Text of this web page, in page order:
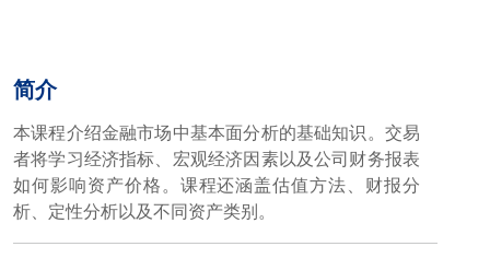
简介
本课程介绍金融市场中基本面分析的基础知识。交易
者将学习经济指标、宏观经济因素以及公司财务报表
如何影响资产价格。课程还涵盖估值方法、财报分
析、定性分析以及不同资产类别。